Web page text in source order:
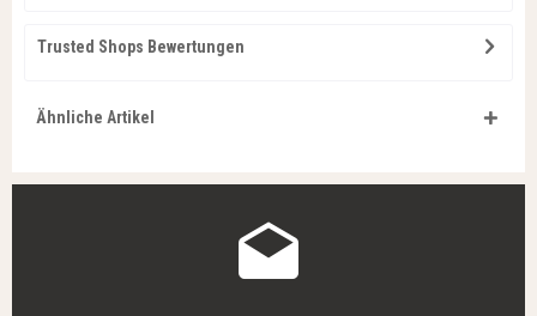
Trusted Shops Bewertungen
Ähnliche Artikel